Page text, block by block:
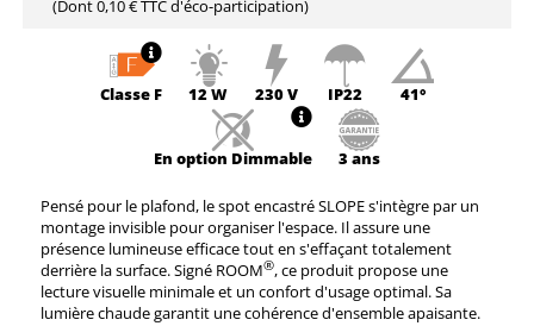
(Dont0,10 € TTCd'éco-participation)
Classe F 12 W 230 V IP22 41°
En option Dimmable 3 ans
Pensé pour le plafond, le spot encastré SLOPE s'intègre par un
montage invisible pour organiser l'espace. Il assure une
présence lumineuse efficace tout en s'effaçant totalement
derrière la surface. Signé ROOM®, ce produit propose une
lecture visuelle minimale et un confort d'usage optimal. Sa
lumière chaude garantit une cohérence d'ensemble apaisante.